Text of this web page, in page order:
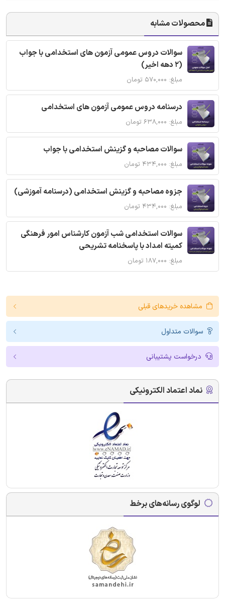
محصولات مشابه
سوالات دروس عمومی آزمون های استخدامی با جواب
(2 دهه اخیر)
مبلغ: ۵۷۰,۰۰۰ تومان
درسنامه دروس عمومی آزمون های استخدامی
مبلغ: ۶۳۸,۰۰۰ تومان
سوالات مصاحبه و گزینش استخدامی با جواب
مبلغ: ۴۳۴,۰۰۰ تومان
جزوه مصاحبه و گزینش استخدامی (درسنامه آموزشی)
مبلغ: ۴۳۴,۰۰۰ تومان
سوالات استخدامی شب آزمون کارشناس امور فرهنگی
کمیته امداد با پاسخنامه تشریحی
مبلغ: ۱۸۷,۰۰۰ تومان
مشاهده خریدهای قبلی
سوالات متداول
درخواست پشتیبانی
نماد اعتماد الکترونیکی
لوگوی رسانه‌های برخط